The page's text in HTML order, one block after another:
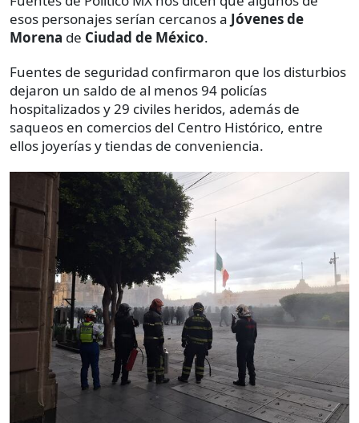
esos personajes serían cercanos a Jóvenes de
Morena de Ciudad de México.
Fuentes de seguridad confirmaron que los disturbios
dejaron un saldo de al menos 94 policías
hospitalizados y 29 civiles heridos, además de
saqueos en comercios del Centro Histórico, entre
ellos joyerías y tiendas de conveniencia.